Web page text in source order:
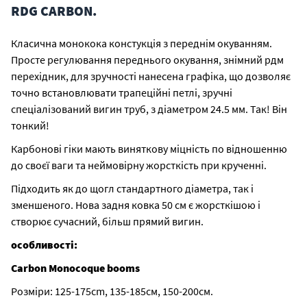
RDG CARBON.
Класична монокока констукція з переднім окуванням.
Просте регулювання переднього окування, знімний рдм
перехідник, для зручності нанесена графіка, що дозволяє
точно встановлювати трапеційні петлі, зручні
спеціалізований вигин труб, з діаметром 24.5 мм. Так! Він
тонкий!
Карбонові гіки мають виняткову міцність по відношенню
до своєї ваги та неймовірну жорсткість при крученні.
Підходить як до щогл стандартного діаметра, так і
зменшеного. Нова задня ковка 50 см є жорсткішою і
створює сучасний, більш прямий вигин.
особливості:
Carbon Monocoque booms
Розміри: 125-175cm, 135-185см, 150-200см.